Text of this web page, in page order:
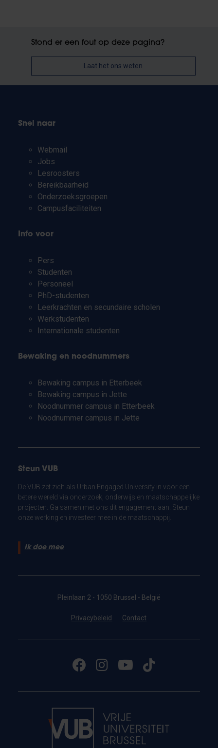
Stond er een fout op deze pagina?
Laat het ons weten
Snel naar
Webmail
Jobs
Lesroosters
Bereikbaarheid
Onderzoeksgroepen
Campusfaciliteiten
Info voor
Pers
Studenten
Personeel
PhD-studenten
Leerkrachten en secundaire scholen
Werkstudenten
Internationale studenten
Bewaking en noodnummers
Bewaking campus in Etterbeek
Bewaking campus in Jette
Noodnummer campus in Etterbeek
Noodnummer campus in Jette
Steun VUB
De VUB zet zich als Urban Engaged University in voor een
betere wereld via onderzoek, onderwijs en maatschappelijke
projecten. Ga samen met ons dit engagement aan. Steun
onze werking en investeer mee in de maatschappij.
Ik doe mee
Pleinlaan 2 - 1050 Brussel - België
Privacybeleid Contact